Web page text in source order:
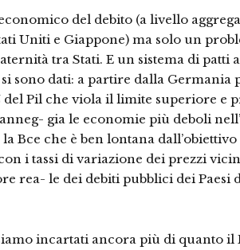
del debito (a livello
Uniti e Giappone) ma solo un
tra Stati. E un sistema di patti
sono dati: a partire dalla Germania
Pil che viola il limite superiore e
gia le economie più deboli
Bce che è ben lontana
i tassi di variazione dei prezzi
rea- le dei debiti pubblici dei Paesi
incartati ancora più di quanto il